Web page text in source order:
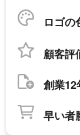
ロゴの
顧客評
創業12
早い者